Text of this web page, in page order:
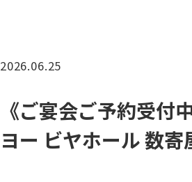
2026.06.25
《ご宴会ご予約受付
ヨー ビヤホール 数